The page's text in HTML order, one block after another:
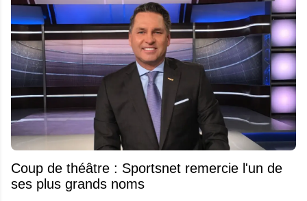
Coup de théâtre : Sportsnet remercie l'un de
ses plus grands noms